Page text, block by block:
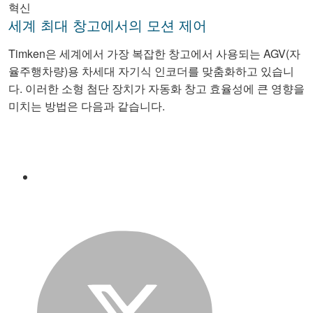
혁신
세계 최대 창고에서의 모션 제어
Timken은 세계에서 가장 복잡한 창고에서 사용되는 AGV(자
율주행차량)용 차세대 자기식 인코더를 맞춤화하고 있습니
다. 이러한 소형 첨단 장치가 자동화 창고 효율성에 큰 영향을
미치는 방법은 다음과 같습니다.